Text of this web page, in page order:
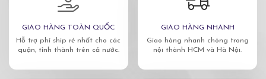
GIAO HÀNG TOÀN QUỐC
Hỗ trợ phí ship rẻ nhất cho các
quận, tỉnh thành trên cả nước.
GIAO HÀNG NHANH
Giao hàng nhanh chóng trong
nội thành HCM và Hà Nội.